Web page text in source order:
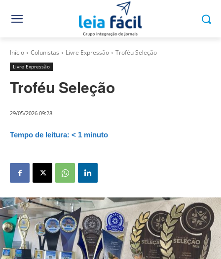
Início Colunistas Livre Expressão Troféu Seleção
Livre Expressão
Troféu Seleção
29/05/2026 09:28
Tempo de leitura: < 1 minuto